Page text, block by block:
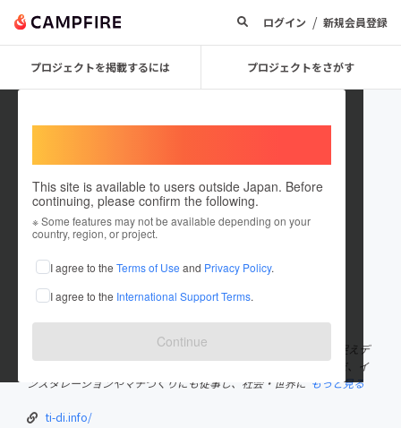
ログイン / 新規会員登録
プロジェクトを掲載するには プロジェクトをさがす
This site is available to users outside Japan. Before
continuing, please confirm the following.
※ Some features may not be available depending on your
country, region, or project.
I agree to the Terms of Use and Privacy Policy.
I agree to the International Support Terms.
Continue
TiDi
これまでに1件のプロジェクトを投稿しています
在住国：日本 現在地：愛知県
出身国：日本 出身地：愛知県
伊藤孝紀研究室は、家具からインテリア、建築等を一つの環境と捉えデ
ザインの研究と実践を行っています。行政・企業市民を巻き込んだ、イ
ンスタレーションやマチづくりにも従事し、社会・世界に もっと見る
ti-di.info/